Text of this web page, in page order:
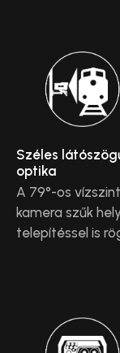
Széles
optika
A 79°-os
kamera szűk
telepítéssel is